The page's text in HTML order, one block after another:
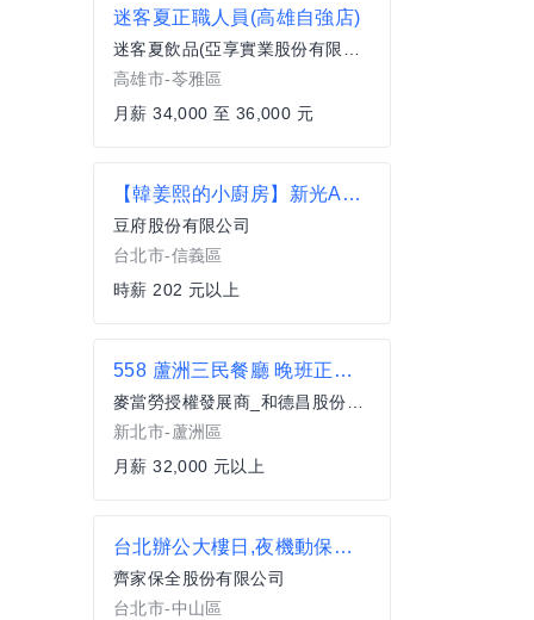
迷客夏正職人員(高雄自強店)
迷客夏飲品(亞享實業股份有限公司)
高雄市-苓雅區
月薪 34,000 至 36,000 元
【韓姜熙的小廚房】新光A11店-外場計時
豆府股份有限公司
台北市-信義區
時薪 202 元以上
558 蘆洲三民餐廳 晚班正職服務員(全職)
麥當勞授權發展商_和德昌股份有限公司
新北市-蘆洲區
月薪 32,000 元以上
台北辦公大樓日,夜機動保全-賓士
齊家保全股份有限公司
台北市-中山區